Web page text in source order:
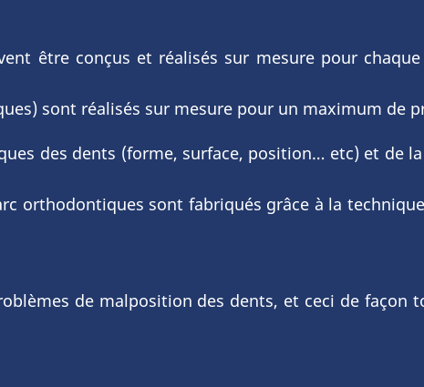
être conçus et réalisés sur mesure pour
sont réalisés sur mesure pour un maximum de
des dents (forme, surface, position… etc) et de
orthodontiques sont fabriqués grâce à la
de malposition des dents, et ceci de